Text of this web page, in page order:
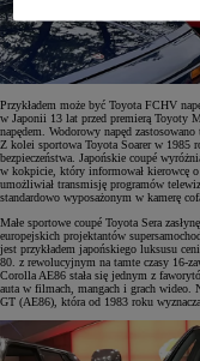
Przykładem może być Toyota FCHV
w Japonii 13 lat przed premierą Toyoty
napędem. Wodorowy napęd
Z kolei sportowa Toyota Soarer w 1985
bezpieczeństwa. Japońskie coupé
w kokpicie, który informował kierowcę
umożliwiał transmisję programów
standardowo wyposażonym w kamerę
Małe sportowe coupé Toyota Sera
europejskich projektantów
jest przykładem japońskiego luksusu
80. z rewolucyjnym na tamte czasy 16-
Corolla AE86 stała się jednym z
auta w filmach, mangach i grach wideo.
GT (AE86), która od 1983 roku